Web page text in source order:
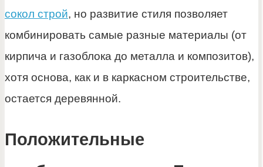
сокол строй, но развитие стиля позволяет
комбинировать самые разные материалы (от
кирпича и газоблока до металла и композитов),
хотя основа, как и в каркасном строительстве,
остается деревянной.
Положительные